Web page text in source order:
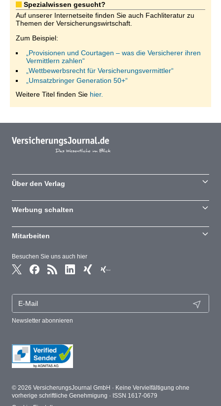
Spezialwissen gesucht?
Auf unserer Internetseite finden Sie auch Fachliteratur zu
Themen der Versicherungswirtschaft.
Zum Beispiel:
„Provisionen und Courtagen – was die Versicherer ihren
Vermittlern zahlen“
„Wettbewerbsrecht für Versicherungsvermittler“
„Umsatzbringer Generation 50+“
Weitere Titel finden Sie hier.
Besuchen Sie uns auch hier
Newsletter abonnieren
Über den Verlag
Werbung schalten
Mitarbeiten
© 2026 VersicherungsJournal GmbH · Keine Vervielfältigung ohne
vorherige schriftliche Genehmigung · ISSN 1617-0679